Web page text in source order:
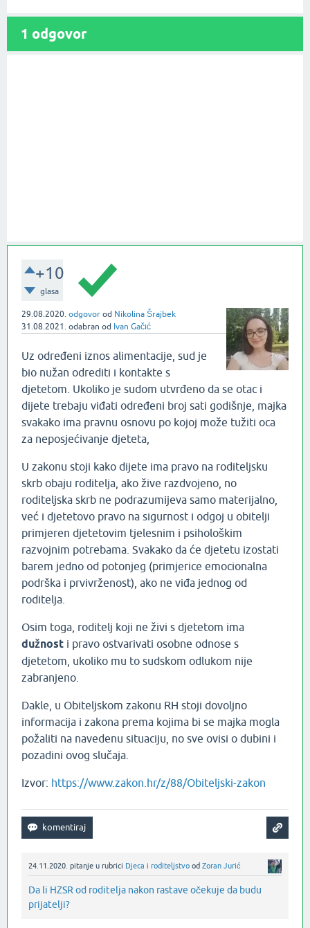
1 odgovor
+10
glasa
29.08.2020. odgovor od Nikolina Šrajbek
31.08.2021. odabran od Ivan Gačić
Uz određeni iznos alimentacije, sud je
bio nužan odrediti i kontakte s
djetetom. Ukoliko je sudom utvrđeno da se otac i
dijete trebaju viđati određeni broj sati godišnje, majka
svakako ima pravnu osnovu po kojoj može tužiti oca
za neposjećivanje djeteta,
U zakonu stoji kako dijete ima pravo na roditeljsku
skrb obaju roditelja, ako žive razdvojeno, no
roditeljska skrb ne podrazumijeva samo materijalno,
već i djetetovo pravo na sigurnost i odgoj u obitelji
primjeren djetetovim tjelesnim i psihološkim
razvojnim potrebama. Svakako da će djetetu izostati
barem jedno od potonjeg (primjerice emocionalna
podrška i prvivrženost), ako ne viđa jednog od
roditelja.
Osim toga, roditelj koji ne živi s djetetom ima
dužnost i pravo ostvarivati osobne odnose s
djetetom, ukoliko mu to sudskom odlukom nije
zabranjeno.
Dakle, u Obiteljskom zakonu RH stoji dovoljno
informacija i zakona prema kojima bi se majka mogla
požaliti na navedenu situaciju, no sve ovisi o dubini i
pozadini ovog slučaja.
Izvor: https://www.zakon.hr/z/88/Obiteljski-zakon
24.11.2020. pitanje u rubrici Djeca i roditeljstvo od Zoran Jurić
Da li HZSR od roditelja nakon rastave očekuje da budu
prijatelji?